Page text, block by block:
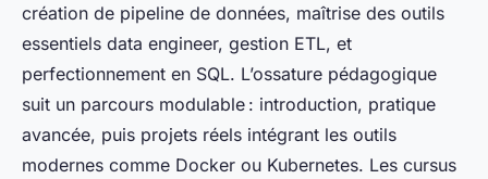
création de pipeline de données, maîtrise des outils
essentiels data engineer, gestion ETL, et
perfectionnement en SQL. L’ossature pédagogique
suit un parcours modulable : introduction, pratique
avancée, puis projets réels intégrant les outils
modernes comme Docker ou Kubernetes. Les cursus